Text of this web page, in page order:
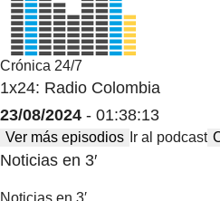
Crónica 24/7
1x24: Radio Colombia
23/08/2024 - 01:38:13
Ver más episodios Ir al podcast
Noticias en 3′
Noticias en 3′